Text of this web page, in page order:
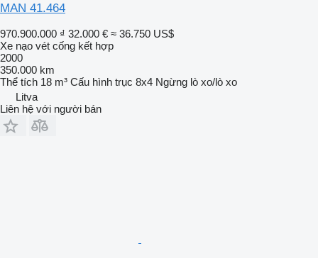
MAN 41.464
970.900.000 ₫ 32.000 € ≈ 36.750 US$
Xe nạo vét cống kết hợp
2000
350.000 km
Thể tích 18 m³ Cấu hình trục 8x4 Ngừng lò xo/lò xo
Litva
Liên hệ với người bán